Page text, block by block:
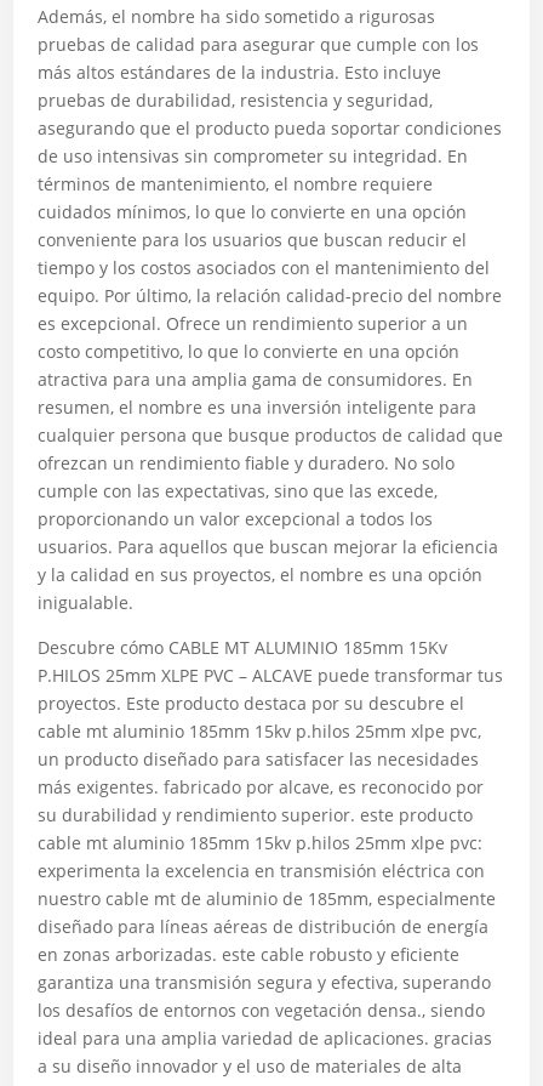
Además, el nombre ha sido sometido a rigurosas
pruebas de calidad para asegurar que cumple con los
más altos estándares de la industria. Esto incluye
pruebas de durabilidad, resistencia y seguridad,
asegurando que el producto pueda soportar condiciones
de uso intensivas sin comprometer su integridad. En
términos de mantenimiento, el nombre requiere
cuidados mínimos, lo que lo convierte en una opción
conveniente para los usuarios que buscan reducir el
tiempo y los costos asociados con el mantenimiento del
equipo. Por último, la relación calidad-precio del nombre
es excepcional. Ofrece un rendimiento superior a un
costo competitivo, lo que lo convierte en una opción
atractiva para una amplia gama de consumidores. En
resumen, el nombre es una inversión inteligente para
cualquier persona que busque productos de calidad que
ofrezcan un rendimiento fiable y duradero. No solo
cumple con las expectativas, sino que las excede,
proporcionando un valor excepcional a todos los
usuarios. Para aquellos que buscan mejorar la eficiencia
y la calidad en sus proyectos, el nombre es una opción
inigualable.
Descubre cómo CABLE MT ALUMINIO 185mm 15Kv
P.HILOS 25mm XLPE PVC – ALCAVE puede transformar tus
proyectos. Este producto destaca por su descubre el
cable mt aluminio 185mm 15kv p.hilos 25mm xlpe pvc,
un producto diseñado para satisfacer las necesidades
más exigentes. fabricado por alcave, es reconocido por
su durabilidad y rendimiento superior. este producto
cable mt aluminio 185mm 15kv p.hilos 25mm xlpe pvc:
experimenta la excelencia en transmisión eléctrica con
nuestro cable mt de aluminio de 185mm, especialmente
diseñado para líneas aéreas de distribución de energía
en zonas arborizadas. este cable robusto y eficiente
garantiza una transmisión segura y efectiva, superando
los desafíos de entornos con vegetación densa., siendo
ideal para una amplia variedad de aplicaciones. gracias
a su diseño innovador y el uso de materiales de alta